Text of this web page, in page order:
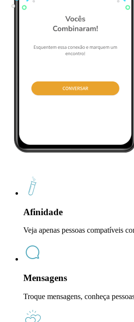
Afinidade
Veja apenas pessoas compatíveis
Mensagens
Troque mensagens, conheça